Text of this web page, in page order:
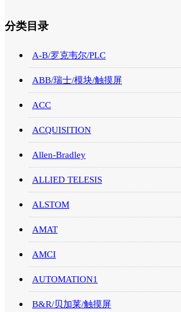
分类目录
A-B/罗克韦尔/PLC
ABB/瑞士/模块/触摸屏
ACC
ACQUISITION
Allen-Bradley
ALLIED TELESIS
ALSTOM
AMAT
AMCI
AUTOMATION1
B&R/贝加莱/触摸屏